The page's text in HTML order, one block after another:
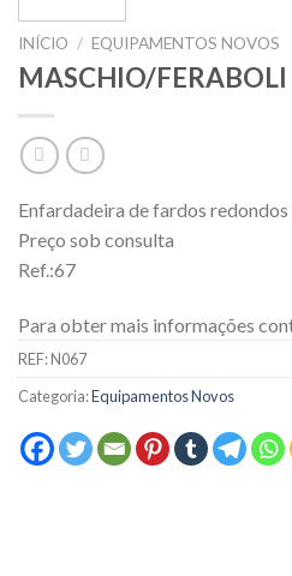
INÍCIO / EQUIPAMENTOS NOVOS
MASCHIO/FERABOLI
Enfardadeira de fardos
Preço sob consulta
Ref.:67
Para obter mais informações
REF:N067
Categoria:Equipamentos Novos